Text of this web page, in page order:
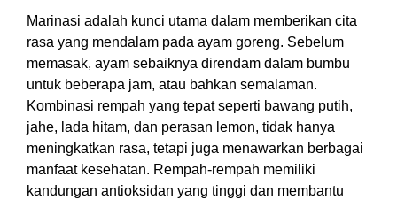
Marinasi adalah kunci utama dalam memberikan cita
rasa yang mendalam pada ayam goreng. Sebelum
memasak, ayam sebaiknya direndam dalam bumbu
untuk beberapa jam, atau bahkan semalaman.
Kombinasi rempah yang tepat seperti bawang putih,
jahe, lada hitam, dan perasan lemon, tidak hanya
meningkatkan rasa, tetapi juga menawarkan berbagai
manfaat kesehatan. Rempah-rempah memiliki
kandungan antioksidan yang tinggi dan membantu